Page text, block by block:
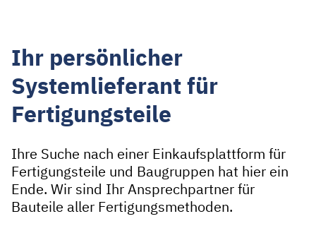
Ihr persönlicher
Systemlieferant für
Fertigungs­teile
Ihre Suche nach einer Einkaufsplattform für
Fertigungsteile und Baugruppen hat hier ein
Ende. Wir sind Ihr Ansprechpartner für
Bauteile aller Fertigungsmethoden.